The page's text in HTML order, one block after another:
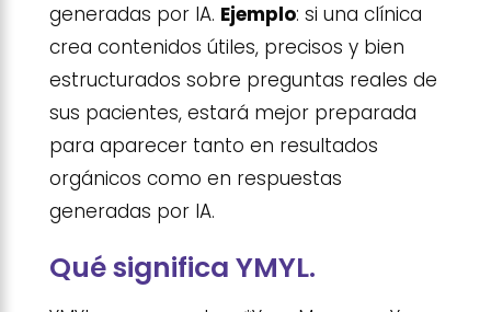
generadas por IA. Ejemplo: si una clínica
crea contenidos útiles, precisos y bien
estructurados sobre preguntas reales de
sus pacientes, estará mejor preparada
para aparecer tanto en resultados
orgánicos como en respuestas
generadas por IA.
Qué significa YMYL.